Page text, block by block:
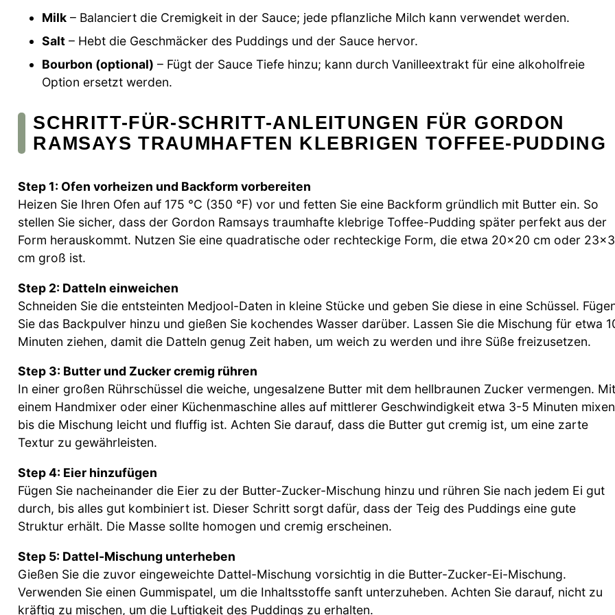
Milk – Balanciert die Cremigkeit in der Sauce; jede pflanzliche Milch kann verwendet werden.
Salt – Hebt die Geschmäcker des Puddings und der Sauce hervor.
Bourbon (optional) – Fügt der Sauce Tiefe hinzu; kann durch Vanilleextrakt für eine alkoholfreie
Option ersetzt werden.
SCHRITT-FÜR-SCHRITT-ANLEITUNGEN FÜR GORDON
RAMSAYS TRAUMHAFTEN KLEBRIGEN TOFFEE-PUDDING
Step 1: Ofen vorheizen und Backform vorbereiten
Heizen Sie Ihren Ofen auf 175 °C (350 °F) vor und fetten Sie eine Backform gründlich mit Butter ein. So
stellen Sie sicher, dass der Gordon Ramsays traumhafte klebrige Toffee-Pudding später perfekt aus der
Form herauskommt. Nutzen Sie eine quadratische oder rechteckige Form, die etwa 20×20 cm oder
cm groß ist.
Step 2: Datteln einweichen
Schneiden Sie die entsteinten Medjool-Daten in kleine Stücke und geben Sie diese in eine Schüssel.
Sie das Backpulver hinzu und gießen Sie kochendes Wasser darüber. Lassen Sie die Mischung für etwa
Minuten ziehen, damit die Datteln genug Zeit haben, um weich zu werden und ihre Süße freizusetzen.
Step 3: Butter und Zucker cremig rühren
In einer großen Rührschüssel die weiche, ungesalzene Butter mit dem hellbraunen Zucker vermengen. Mit
einem Handmixer oder einer Küchenmaschine alles auf mittlerer Geschwindigkeit etwa 3-5 Minuten
bis die Mischung leicht und fluffig ist. Achten Sie darauf, dass die Butter gut cremig ist, um eine zarte
Textur zu gewährleisten.
Step 4: Eier hinzufügen
Fügen Sie nacheinander die Eier zu der Butter-Zucker-Mischung hinzu und rühren Sie nach jedem Ei gut
durch, bis alles gut kombiniert ist. Dieser Schritt sorgt dafür, dass der Teig des Puddings eine gute
Struktur erhält. Die Masse sollte homogen und cremig erscheinen.
Step 5: Dattel-Mischung unterheben
Gießen Sie die zuvor eingeweichte Dattel-Mischung vorsichtig in die Butter-Zucker-Ei-Mischung.
Verwenden Sie einen Gummispatel, um die Inhaltsstoffe sanft unterzuheben. Achten Sie darauf, nicht zu
kräftig zu mischen, um die Luftigkeit des Puddings zu erhalten.